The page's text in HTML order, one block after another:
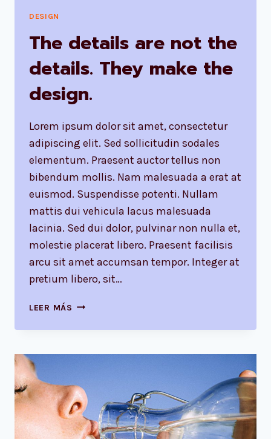
DESIGN
The details are not the
details. They make the
design.
Lorem ipsum dolor sit amet, consectetur
adipiscing elit. Sed sollicitudin sodales
elementum. Praesent auctor tellus non
bibendum mollis. Nam malesuada a erat at
euismod. Suspendisse potenti. Nullam
mattis dui vehicula lacus malesuada
lacinia. Sed dui dolor, pulvinar non nulla et,
molestie placerat libero. Praesent facilisis
arcu sit amet accumsan tempor. Integer at
pretium libero, sit…
LEER MÁS THE
ARE
THEY
MAKE
THE
DESIGN.